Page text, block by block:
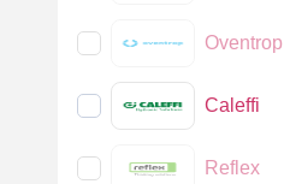
Oventrop
Caleffi
Reflex